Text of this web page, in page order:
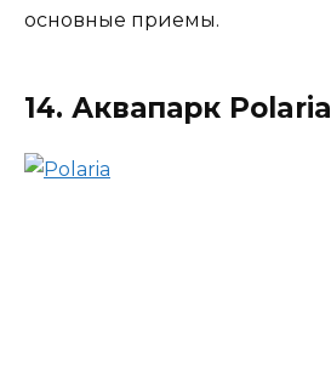
основные приемы.
14. Аквапарк Polaria